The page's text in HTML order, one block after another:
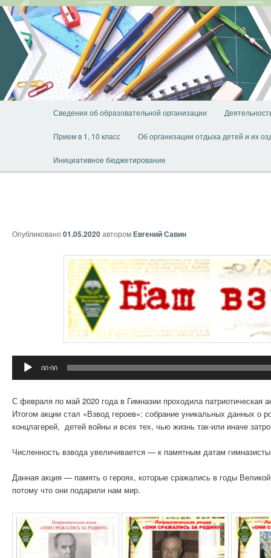
Перейти
основному
содержимому
Сведения об образовательной организации
Прием в 1, 10 класс Об организации отдыха детей и их
Инициативное бюджетирование
Опубликовано 01.05.2020авторомЕвгений Савин
Аудиоплеер
00:00
С февраля по май 2020 года в Гимназии проходила
Итогом акции стал «Взвод героев»: собрание уникальных данных о
концлагерей, детей войны и всех тех, чью жизнь так-или иначе
Численность взвода увеличивается — к памятным датам
Данная акция — память о героях, которые сражались в годы
потому что они подарили нам мир.